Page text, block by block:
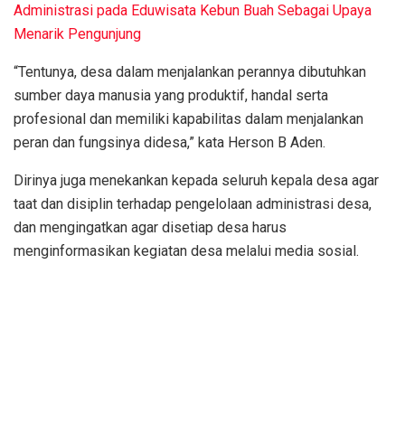
Administrasi pada Eduwisata Kebun Buah Sebagai Upaya
Menarik Pengunjung
“Tentunya, desa dalam menjalankan perannya dibutuhkan
sumber daya manusia yang produktif, handal serta
profesional dan memiliki kapabilitas dalam menjalankan
peran dan fungsinya didesa,” kata Herson B Aden.
Dirinya juga menekankan kepada seluruh kepala desa agar
taat dan disiplin terhadap pengelolaan administrasi desa,
dan mengingatkan agar disetiap desa harus
menginformasikan kegiatan desa melalui media sosial.